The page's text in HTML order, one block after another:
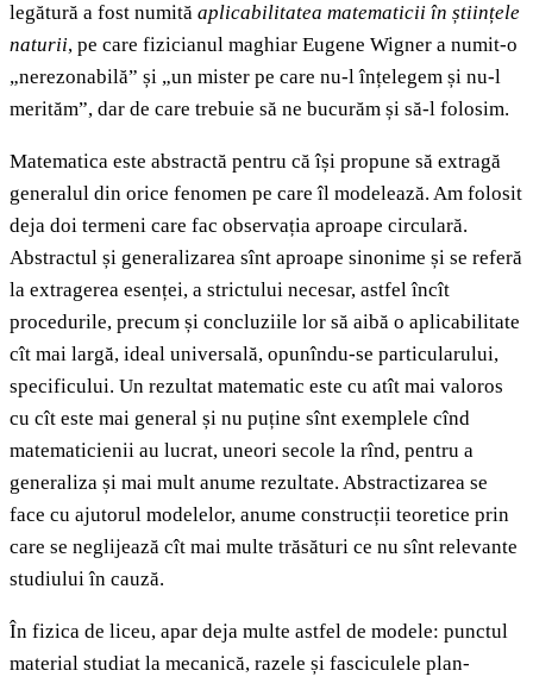
legătură a fost numită aplicabilitatea matematicii în științele
naturii, pe care fizicianul maghiar Eugene Wigner a numit-o
„nerezonabilă” și „un mister pe care nu-l înțelegem și nu-l
merităm”, dar de care trebuie să ne bucurăm și să-l folosim.
Matematica este abstractă pentru că își propune să extragă
generalul din orice fenomen pe care îl modelează. Am folosit
deja doi termeni care fac observația aproape circulară.
Abstractul și generalizarea sînt aproape sinonime și se referă
la extragerea esenței, a strictului necesar, astfel încît
procedurile, precum și concluziile lor să aibă o aplicabilitate
cît mai largă, ideal universală, opunîndu-se particularului,
specificului. Un rezultat matematic este cu atît mai valoros
cu cît este mai general și nu puține sînt exemplele cînd
matematicienii au lucrat, uneori secole la rînd, pentru a
generaliza și mai mult anume rezultate. Abstractizarea se
face cu ajutorul modelelor, anume construcții teoretice prin
care se neglijează cît mai multe trăsături ce nu sînt relevante
studiului în cauză.
În fizica de liceu, apar deja multe astfel de modele: punctul
material studiat la mecanică, razele și fasciculele plan-